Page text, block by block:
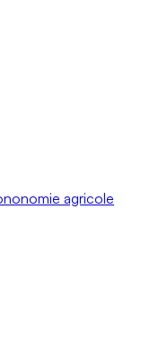
agricole